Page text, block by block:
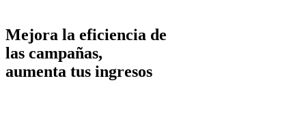
Mejora la eficiencia de
las campañas,
aumenta tus ingresos